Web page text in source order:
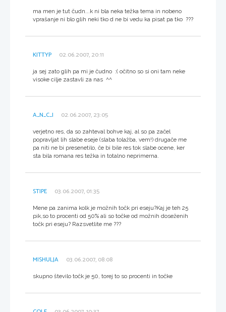
ma men je tut čudn...k ni bla neka težka tema in nobeno
vprašanje ni blo glih neki tko d ne bi vedu ka pisat pa tko ???
KITTYP 02.06.2007, 20:11
ja sej zato glih pa mi je čudno :( očitno so si oni tam neke
visoke cilje zastavli za nas ^^
A_N_C_I 02.06.2007, 23:05
verjetno res, da so zahteval bohve kaj, al so pa začel
popravljat lih slabe eseje (slaba tolažba, vem!) drugače me
pa niti ne bi presenetilo, če bi bile res tok slabe ocene, ker
sta bila romana res težka in totalno neprimerna.
STIPE 03.06.2007, 01:35
Mene pa zanima kolk je možnih točk pri eseju?Kaj je teh 25
pik,so to procenti od 50% ali so točke od možnih doseženih
točk pri eseju? Razsvetlite me ???
MISHULJA 03.06.2007, 08:08
skupno število točk je 50, torej to so procenti in točke